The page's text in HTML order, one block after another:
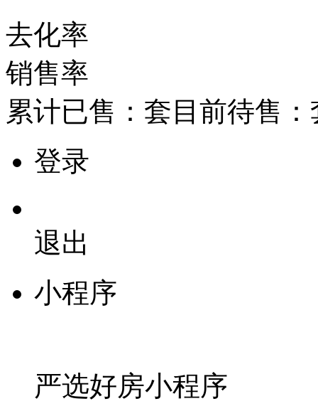
去化率
销售率
累计已售： 套 目前待售：
登录
退出
小程序
严选好房小程序